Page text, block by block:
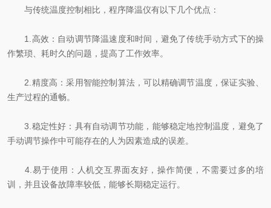
与传统温度控制相比，程序降温仪有以下几个优点：
1.高效：自动调节降温速度和时间，避免了传统手动方式下的操
作繁琐、耗时久的问题，提高了工作效率。
2.精度高：采用智能控制算法，可以精确调节温度，保证实验、
生产过程的通畅。
3.稳定性好：具有自动调节功能，能够稳定地控制温度，避免了
手动调节操作中可能存在的人为因素造成的误差。
4.易于使用：人机交互界面友好，操作简便，不需要过多的培
训，并且设备故障率较低，能够长期稳定运行。